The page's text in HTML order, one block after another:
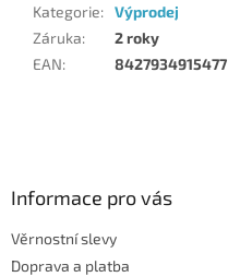
Kategorie: Výprodej
Záruka:
2 roky
EAN: 8427934915477
Informace pro vás
Věrnostní slevy
Doprava a platba